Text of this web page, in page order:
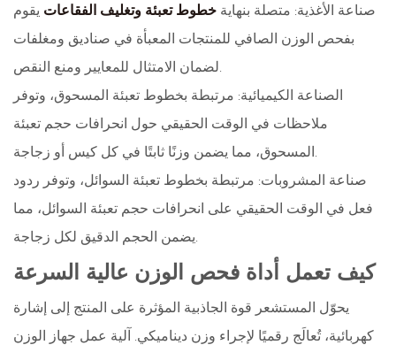
صناعة الأغذية: متصلة بنهاية خطوط تعبئة وتغليف الفقاعات يقوم
بفحص الوزن الصافي للمنتجات المعبأة في صناديق ومغلفات
لضمان الامتثال للمعايير ومنع النقص.
الصناعة الكيميائية: مرتبطة بخطوط تعبئة المسحوق، وتوفر
ملاحظات في الوقت الحقيقي حول انحرافات حجم تعبئة
المسحوق، مما يضمن وزنًا ثابتًا في كل كيس أو زجاجة.
صناعة المشروبات: مرتبطة بخطوط تعبئة السوائل، وتوفر ردود
فعل في الوقت الحقيقي على انحرافات حجم تعبئة السوائل، مما
يضمن الحجم الدقيق لكل زجاجة.
كيف تعمل أداة فحص الوزن عالية السرعة
يحوّل المستشعر قوة الجاذبية المؤثرة على المنتج إلى إشارة
كهربائية، تُعالَج رقميًا لإجراء وزن ديناميكي. آلية عمل جهاز الوزن